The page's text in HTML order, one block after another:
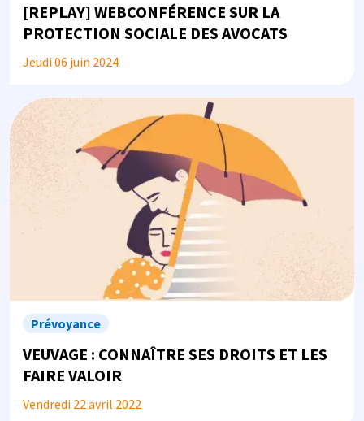
[REPLAY] WEBCONFÉRENCE SUR LA
PROTECTION SOCIALE DES AVOCATS
Jeudi 06 juin 2024
Image
Prévoyance
VEUVAGE : CONNAÎTRE SES DROITS ET LES
FAIRE VALOIR
Vendredi 22 avril 2022